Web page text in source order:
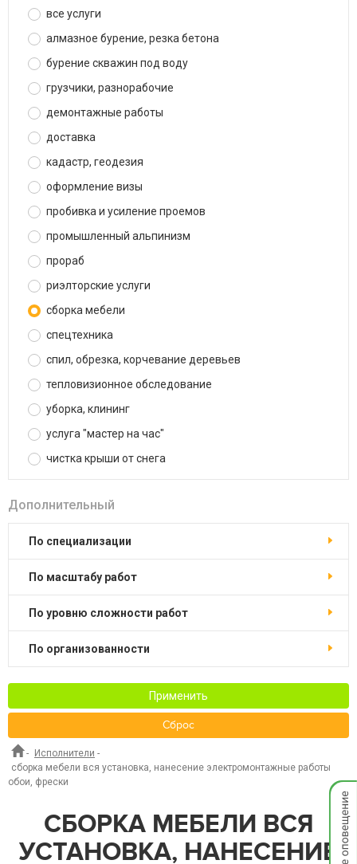
все услуги
алмазное бурение, резка бетона
бурение скважин под воду
грузчики, разнорабочие
демонтажные работы
доставка
кадастр, геодезия
оформление визы
пробивка и усиление проемов
промышленный альпинизм
прораб
риэлторские услуги
сборка мебели
спецтехника
спил, обрезка, корчевание деревьев
тепловизионное обследование
уборка, клининг
услуга "мастер на час"
чистка крыши от снега
Дополнительный
по специализации
по масштабу работ
по уровню сложности работ
по организованности
Применить
Сброс
- Исполнители -
сборка мебели вся установка, нанесение электромонтажные работы
обои, фрески
СБОРКА МЕБЕЛИ ВСЯ
УСТАНОВКА, НАНЕСЕНИЕ